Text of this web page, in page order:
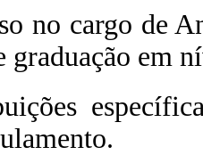
no cargo de
graduação em